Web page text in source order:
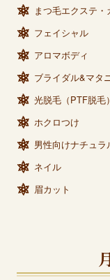
まつ毛エクステ・
フェイシャル
アロマボディ
ブライダル&マタ
光脱毛（PTF脱毛）
ホクロつけ
男性向けナチュラ
ネイル
眉カット